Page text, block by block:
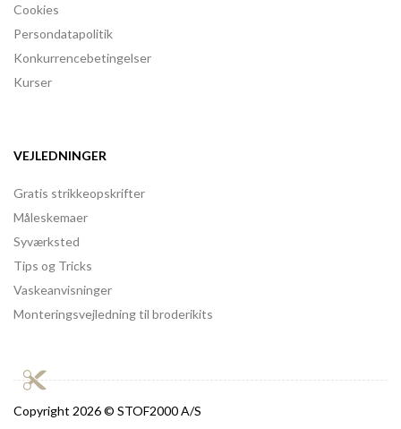
Cookies
Persondatapolitik
Konkurrencebetingelser
Kurser
VEJLEDNINGER
Gratis strikkeopskrifter
Måleskemaer
Syværksted
Tips og Tricks
Vaskeanvisninger
Monteringsvejledning til broderikits
Copyright 2026 © STOF2000 A/S